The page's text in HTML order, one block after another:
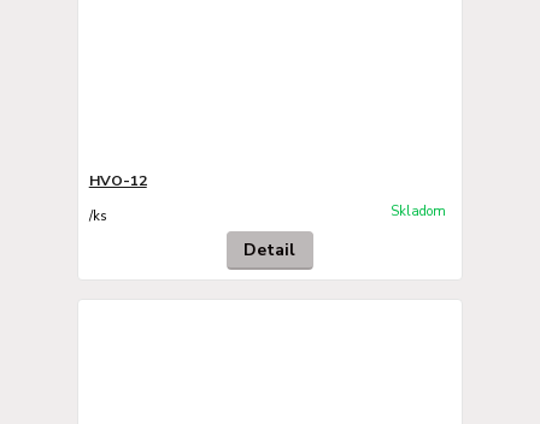
HVO-12
/ks Skladom
Detail